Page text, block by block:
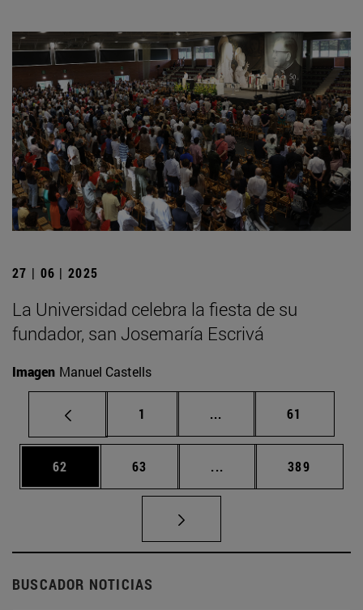
27 | 06 | 2025
La Universidad celebra la fiesta de su
fundador, san Josemaría Escrivá
Imagen Manuel Castells
Página
1 ... Páginas intermedias
Página
61
Página
62 Página
63 ... Páginas intermedias
Página
389
BUSCADOR NOTICIAS